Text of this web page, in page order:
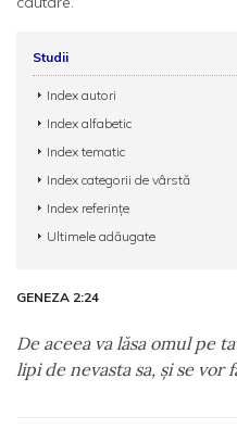
Studii
Index autori
Index alfabetic
Index tematic
Index categorii de vârstă
Index referințe
Ultimele adăugate
GENEZA 2:24
De aceea va lăsa omul pe
lipi de nevasta sa, şi se